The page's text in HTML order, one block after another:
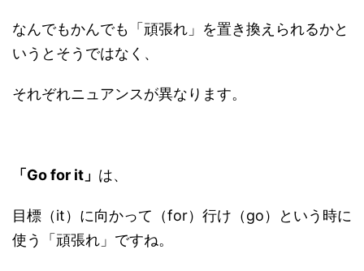
なんでもかんでも「頑張れ」を置き換えられるかと
いうとそうではなく、
それぞれニュアンスが異なります。
「Go for it」 は、
目標（it）に向かって（for）行け（go）という時に
使う「頑張れ」ですね。